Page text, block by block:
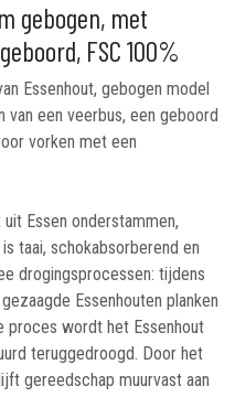
gebogen, met
FSC 100%
Essenhout, gebogen model
een veerbus, een geboord
vorken met een
Essen onderstammen,
taai, schokabsorberend en
drogingsprocessen: tijdens
Essenhouten planken
wordt het Essenhout
teruggedroogd. Door het
gereedschap muurvast aan